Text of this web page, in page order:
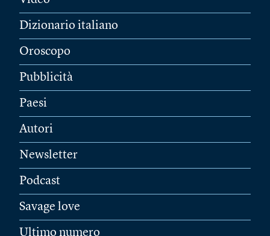
Dizionario italiano
Oroscopo
Pubblicità
Paesi
Autori
Newsletter
Podcast
Savage love
Ultimo numero